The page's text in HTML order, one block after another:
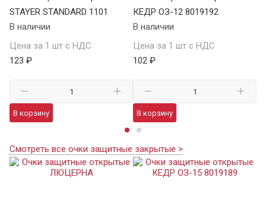
STAYER STANDARD 1101
В наличии
Цена за 1 шт с НДС
123 ₽
В корзину
КЕДР ОЗ-12 8019192
В наличии
Цена за 1 шт с НДС
102 ₽
В корзину
Смотреть все очки защитные закрытые >